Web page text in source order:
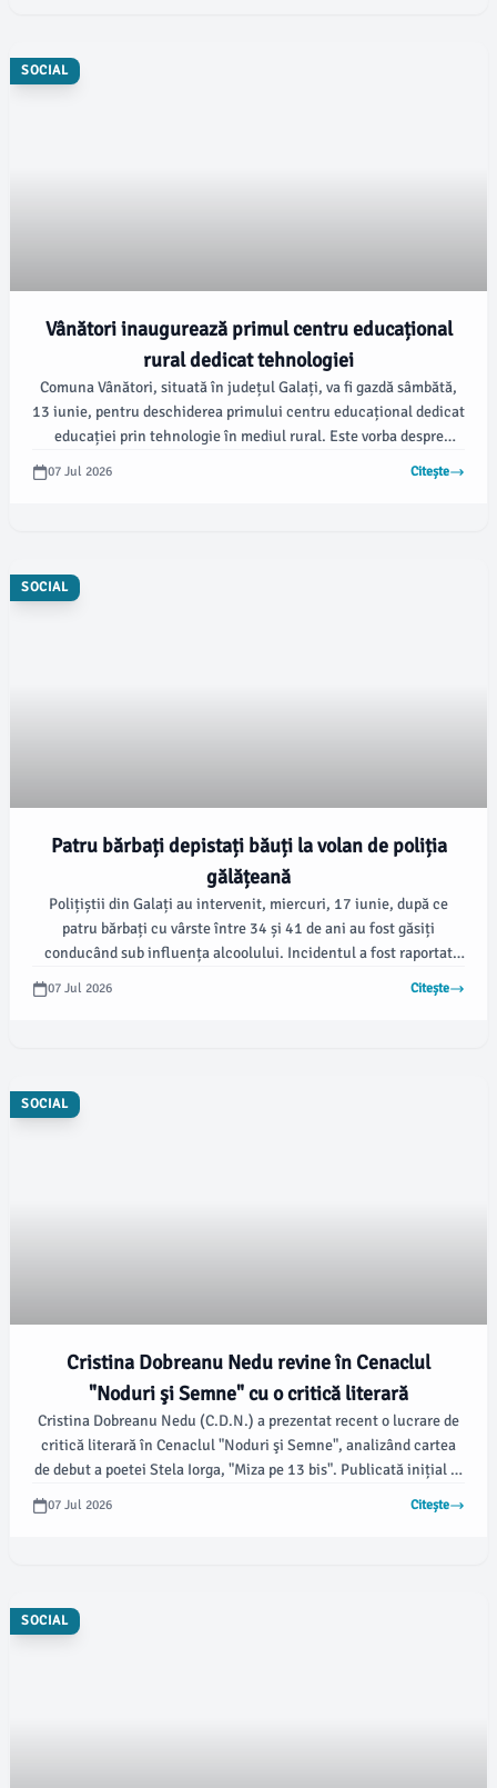
SOCIAL
Vânători inaugurează primul centru educațional
rural dedicat tehnologiei
Comuna Vânători, situată în județul Galați, va fi gazdă sâmbătă,
13 iunie, pentru deschiderea primului centru educațional dedicat
educației prin tehnologie în mediul rural. Este vorba despre
proiectul „Edu Center - Countryside”, realizat de întreprinderea
07 Jul 2026 Citește
SOCIAL
Patru bărbați depistați băuți la volan de poliția
gălățeană
Polițiștii din Galați au intervenit, miercuri, 17 iunie, după ce
patru bărbați cu vârste între 34 și 41 de ani au fost găsiți
conducând sub influența alcoolului. Incidentul a fost raportat
inițial de un tractorist din Berești, cu o concentrație de 0,67 mg/l
07 Jul 2026 Citește
SOCIAL
Cristina Dobreanu Nedu revine în Cenaclul
"Noduri şi Semne" cu o critică literară
Cristina Dobreanu Nedu (C.D.N.) a prezentat recent o lucrare de
critică literară în Cenaclul "Noduri şi Semne", analizând cartea
de debut a poetei Stela Iorga, "Miza pe 13 bis". Publicată inițial la
"Eikon", lucrarea lui Dobreanu Nedu, intitulată "În țara oglinzilor
07 Jul 2026 Citește
SOCIAL